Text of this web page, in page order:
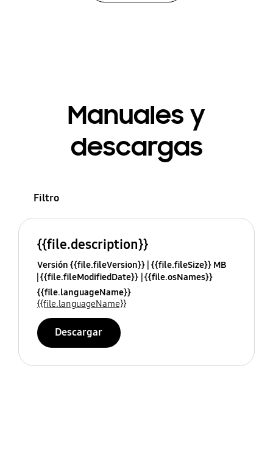
Manuales y
descargas
Filtro
{{file.description}}
Versión {{file.fileVersion}} {{file.fileSize}} MB
{{file.fileModifiedDate}} {{file.osNames}}
{{file.languageName}}
{{file.languageName}}
Descargar